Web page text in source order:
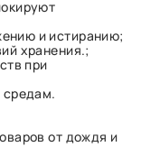
и истиранию;
хранения.;
при
средам.
от дождя и